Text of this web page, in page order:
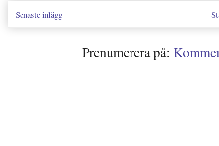
Senaste inlägg
Prenumerera på: